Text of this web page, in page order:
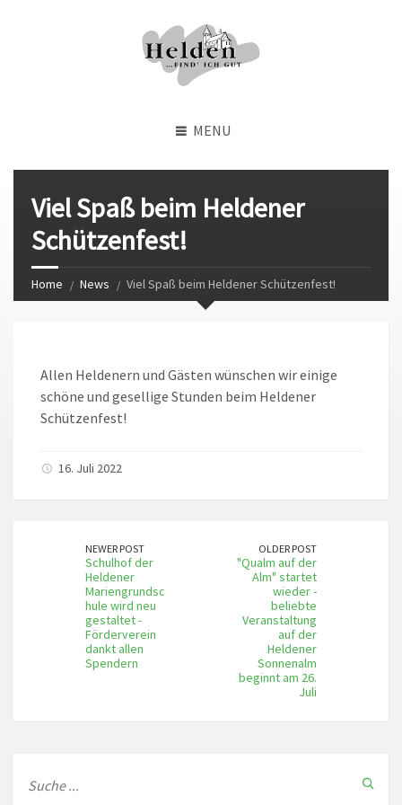
MENU
Viel Spaß beim Heldener
Schützenfest!
Home News Viel Spaß beim Heldener Schützenfest!
Allen Heldenern und Gästen wünschen wir einige
schöne und gesellige Stunden beim Heldener
Schützenfest!
16. Juli 2022
NEWER POST
Schulhof der
Heldener
Mariengrundsc
hule wird neu
gestaltet -
Förderverein
dankt allen
Spendern
OLDER POST
"Qualm auf der
Alm" startet
wieder -
beliebte
Veranstaltung
auf der
Heldener
Sonnenalm
beginnt am 26.
Juli